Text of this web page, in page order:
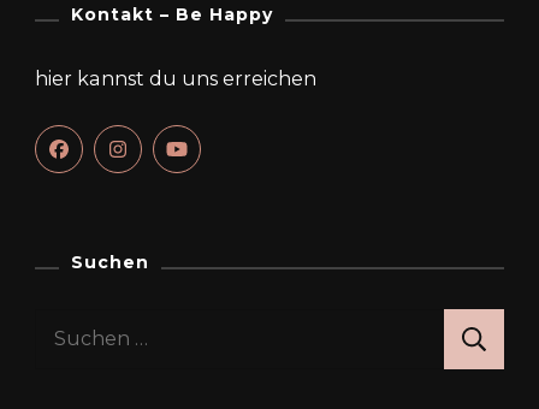
Kontakt – Be Happy
hier kannst du uns erreichen
Suchen
Suchen